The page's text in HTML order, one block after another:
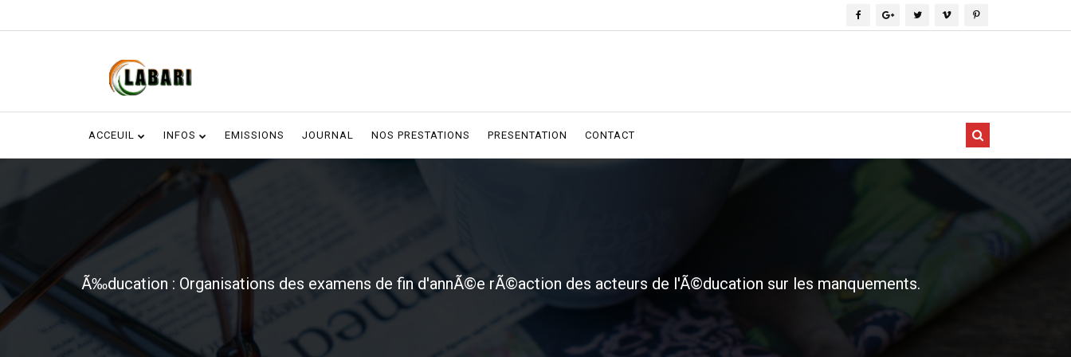
ACCEUIL INFOS EMISSIONS JOURNAL NOS PRESTATIONS PRESENTATION CONTACT
Ã‰ducation : Organisations des examens de fin d'annÃ©e rÃ©action des acteurs de l'Ã©ducation sur les manquements.